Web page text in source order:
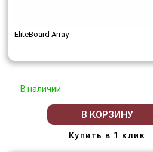
EliteBoard Array
В наличии
В КОРЗИНУ
Купить в 1 клик